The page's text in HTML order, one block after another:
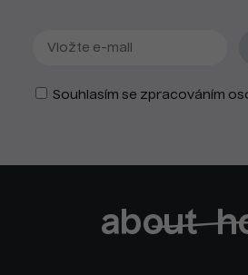
Souhlasím se zpracováním